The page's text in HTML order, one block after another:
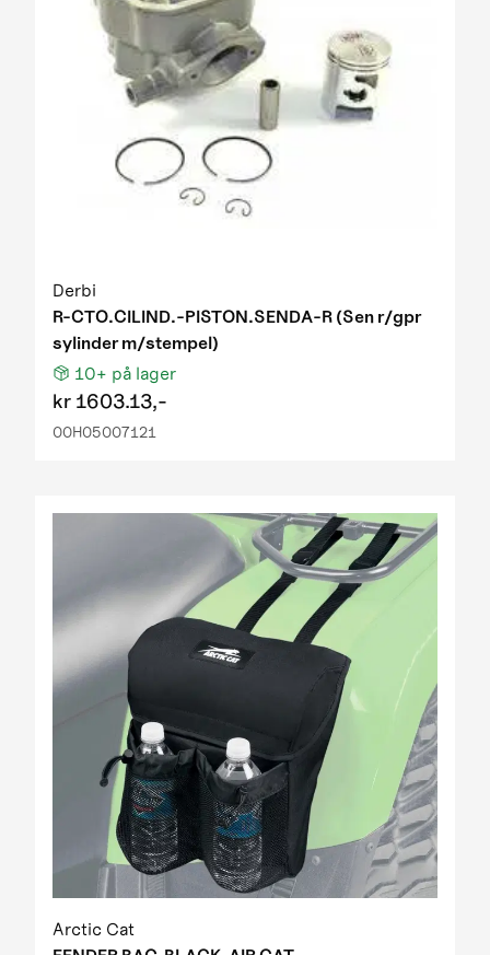
Derbi
R-CTO.CILIND.-PISTON.SENDA-R (Sen r/gpr
sylinder m/stempel)
10+ på lager
kr 1603.13,-
00H05007121
Arctic Cat